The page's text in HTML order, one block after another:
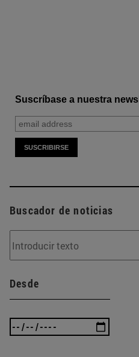
Suscríbase a nuestra
Buscador de noticias
Desde